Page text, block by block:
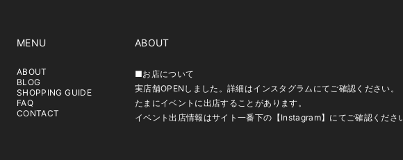
ABOUT
■お店について
実店舗OPENしました。詳細はインスタグラムにてご確認ください。
たまにイベントに出店することがあります。
イベント出店情報はサイト一番下の【Instagram】にてご確認くださ
MENU
ABOUT
BLOG
SHOPPING GUIDE
FAQ
CONTACT